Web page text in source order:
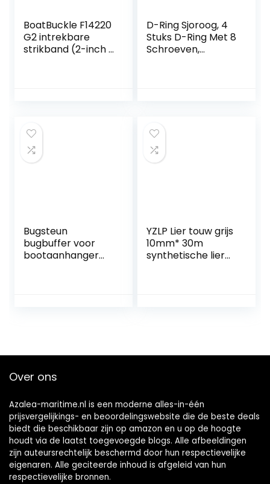
BoatBuckle F14220
G2 intrekbare
strikband (2-inch x
D-Ring Sjoroog, 4
Stuks D-Ring Met 8
Schroeven,
Sjorogen Voor Het
Vastzetten Van
Lading In Trailers,
Bugsteun
bugbuffer voor
bootaanhanger
YZLP Lier touw grijs
10mm* 30m
synthetische lier
Over ons
Azalea-maritime.nl is een moderne alles-in-één
prijsvergelijkings- en beoordelingswebsite die de beste deals
biedt die beschikbaar zijn op amazon en u op de hoogte
houdt via de laatst toegevoegde blogs. Alle afbeeldingen
zijn auteursrechtelijk beschermd door hun respectievelijke
eigenaren. Alle geciteerde inhoud is afgeleid van hun
respectievelijke bronnen.